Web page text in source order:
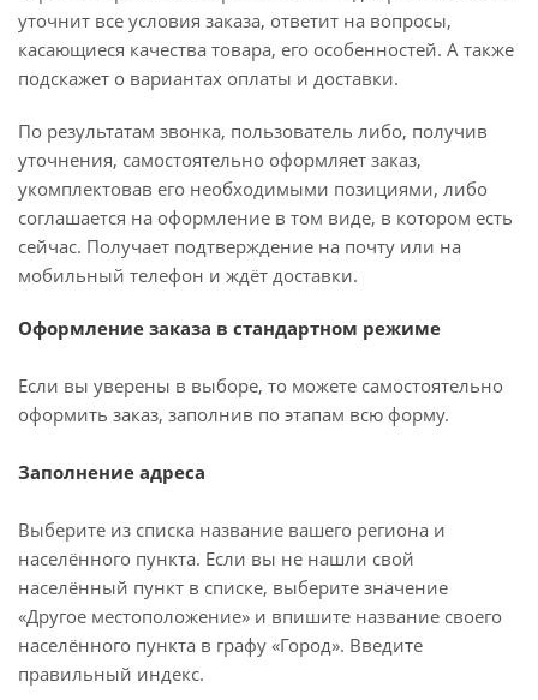
уточнит все условия заказа, ответит на вопросы,
касающиеся качества товара, его особенностей. А также
подскажет о вариантах оплаты и доставки.
По результатам звонка, пользователь либо, получив
уточнения, самостоятельно оформляет заказ,
укомплектовав его необходимыми позициями, либо
соглашается на оформление в том виде, в котором есть
сейчас. Получает подтверждение на почту или на
мобильный телефон и ждёт доставки.
Оформление заказа в стандартном режиме
Если вы уверены в выборе, то можете самостоятельно
оформить заказ, заполнив по этапам всю форму.
Заполнение адреса
Выберите из списка название вашего региона и
населённого пункта. Если вы не нашли свой
населённый пункт в списке, выберите значение
«Другое местоположение» и впишите название своего
населённого пункта в графу «Город». Введите
правильный индекс.